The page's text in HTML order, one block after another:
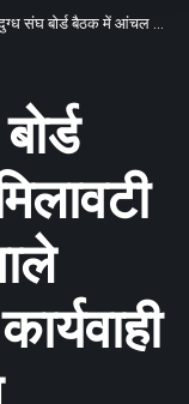
में मिलावटी का आरोप लगाने वाले व्यक्ति पर कानूनी कार्यवाही का प्रस्ताव पारित